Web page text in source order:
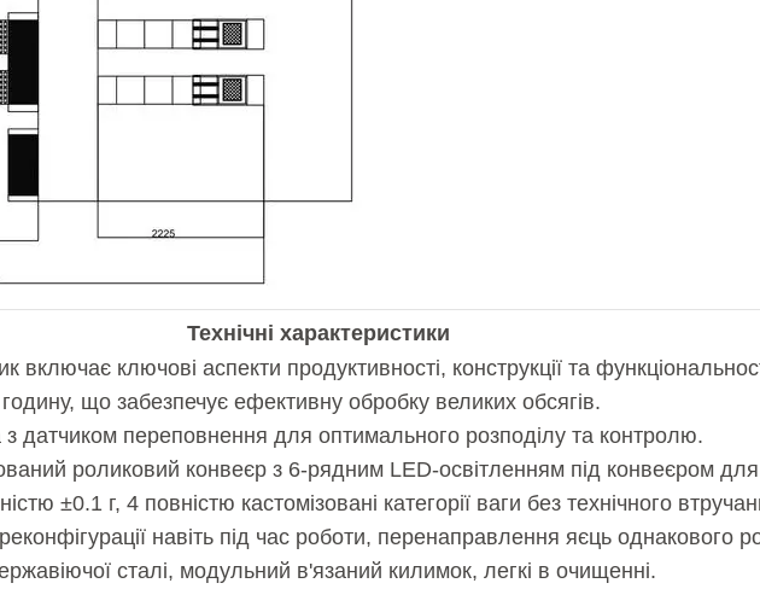
Технічні характеристики
включає ключові аспекти продуктивності, конструкції та
що забезпечує ефективну обробку великих обсягів.
датчиком переповнення для оптимального розподілу та контролю.
роликовий конвеєр з 6-рядним LED-освітленням під конвеєром
±0.1 г, 4 повністю кастомізовані категорії ваги без технічного
навіть під час роботи, перенаправлення яєць однакового
сталі, модульний в'язаний килимок, легкі в очищенні.